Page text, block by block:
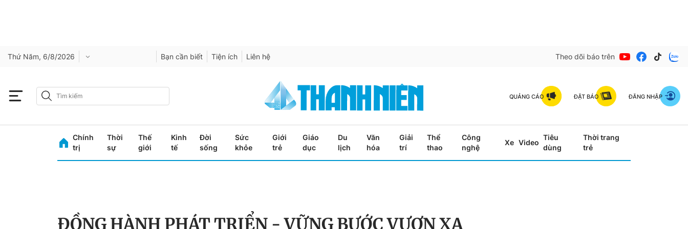
Thứ Năm, 6/8/2026 Bạn cần biết Tiện ích Liên hệ Theo dõi báo trên
QUẢNG CÁO ĐẶT BÁO ĐĂNG NHẬP
Chính
trị
Thời
sự
Thế
giới
Kinh
tế
Đời
sống
Sức
khỏe
Giới
trẻ
Giáo
dục
Du
lịch
Văn
hóa
Giải
trí
Thể
thao
Công
nghệ
Xe Video
Tiêu
dùng
Thời trang
trẻ
ĐỒNG HÀNH PHÁT TRIỂN - VỮNG BƯỚC VƯƠN XA